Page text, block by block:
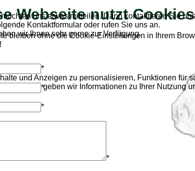
Webseite nutzt
bleiben ohne die Cookie-Einstellungen in Ihrem
und Anzeigen zu personalisieren, Funktionen für
Außerdem geben wir Informationen zu Ihrer Nutzung
uns etwas mitteilen. Dann kontaktieren Sie
Kontaktformular oder rufen Sie uns an.
wir Ihnen sehr gerne zur Verfügung.
*
*
*
*